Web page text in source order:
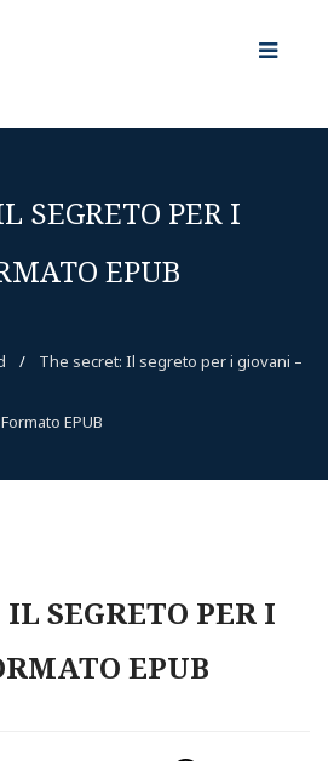
SEGRETO PER I
EPUB
/ The secret: Il segreto per i giovani –
Formato EPUB
SEGRETO PER I
EPUB